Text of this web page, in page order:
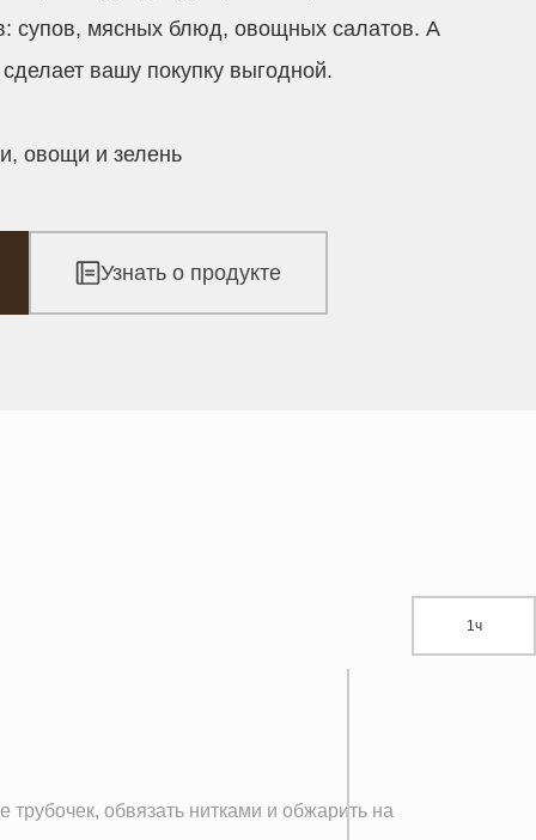
супов, мясных блюд, овощных салатов. А
вашу покупку выгодной.
овощи и зелень
Узнать о продукте
1ч
обвязать нитками и обжарить на